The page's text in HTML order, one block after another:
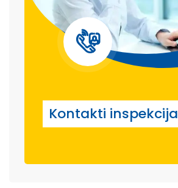
Kontakti inspekcija